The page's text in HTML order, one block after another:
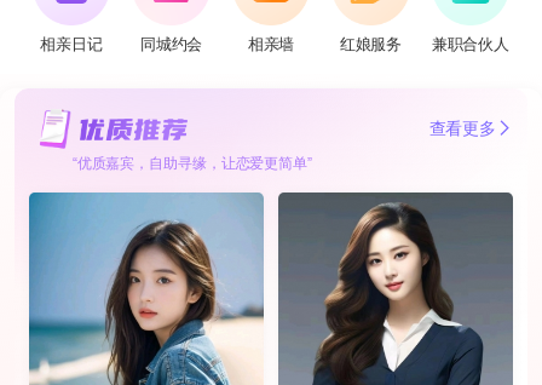
相亲日记 同城约会 相亲墙 红娘服务 兼职合伙人
查看更多
“优质嘉宾，自助寻缘，让恋爱更简单”